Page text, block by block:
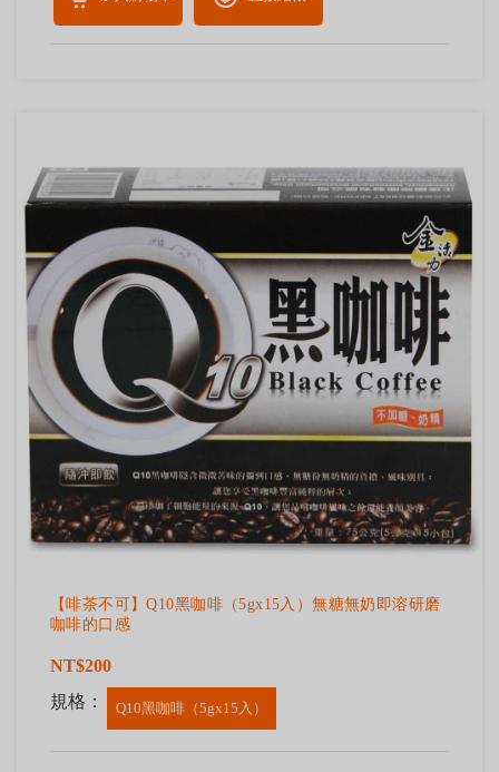
【啡茶不可】Q10黑咖啡（5gx15入）無糖無奶即溶研磨
咖啡的口感
NT$200
規格：
Q10黑咖啡（5gx15入）